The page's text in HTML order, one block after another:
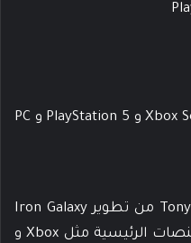
الأجهزة الداعمة: Xbox Series X|S و PlayStation 5 و PC
لعبة Tony Hawk’s Pro Skater 3 + 4 من تطوير Iron Galaxy
ونشر Activision، وتتوفر على المنصات الرئيسية مثل Xbox و